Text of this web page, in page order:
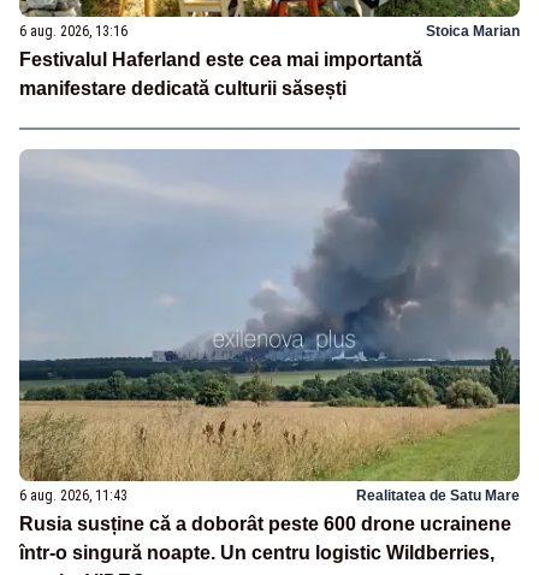
6 aug. 2026, 13:16 Stoica Marian
Festivalul Haferland este cea mai importantă
manifestare dedicată culturii săsești
6 aug. 2026, 11:43 Realitatea de Satu Mare
Rusia susține că a doborât peste 600 drone ucrainene
într-o singură noapte. Un centru logistic Wildberries,